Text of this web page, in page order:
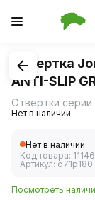
1/1
Отвертка
ANTI-SLIP
Нет в наличии
Нет в наличии
Код товара:
Артикул: d71p180
Посмотреть